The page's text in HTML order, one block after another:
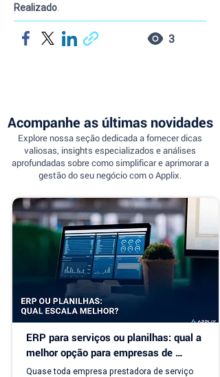
Realizado
3
Acompanhe as últimas novidades
Explore nossa seção dedicada a fornecer dicas
valiosas, insights especializados e análises
aprofundadas sobre como simplificar e aprimorar a
gestão do seu negócio com o Applix.
ERP para serviços ou planilhas: qual a
melhor opção para empresas de
serviço?
Quase toda empresa prestadora de serviço